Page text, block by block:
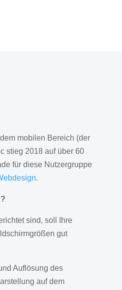
mobilen Bereich (der
stieg 2018 auf über 60
für diese Nutzergruppe
.
sind, soll Ihre
gut
Auflösung des
auf dem